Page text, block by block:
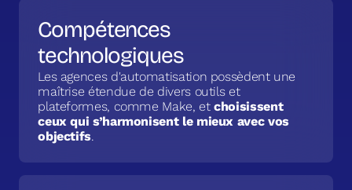
Compétences
technologiques
Les agences d'automatisation possèdent une
maîtrise étendue de divers outils et
plateformes, comme Make, etchoisissent
ceux qui s’harmonisent le mieux avec vos
objectifs.